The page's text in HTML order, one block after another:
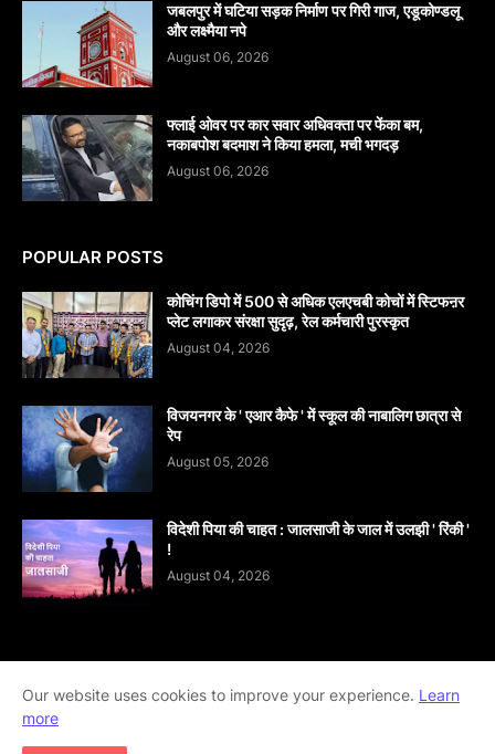
जबलपुर में घटिया सड़क निर्माण पर गिरी गाज, एडूकोण्डलू
और लक्ष्मैया नपे
August 06, 2026
फ्लाई ओवर पर कार सवार अधिवक्ता पर फेंका बम,
नकाबपोश बदमाश ने किया हमला, मची भगदड़
August 06, 2026
POPULAR POSTS
कोचिंग डिपो में 500 से अधिक एलएचबी कोचों में स्टिफऩर
प्लेट लगाकर संरक्षा सुदृढ़, रेल कर्मचारी पुरस्कृत
August 04, 2026
विजयनगर के ' एआर कैफे ' में स्कूल की नाबालिग छात्रा से
रेप
August 05, 2026
विदेशी पिया की चाहत : जालसाजी के जाल में उलझी ' रिंकी '
!
August 04, 2026
Home About contact-us
Disclaimer
Our website uses cookies to improve your experience. Learn
more